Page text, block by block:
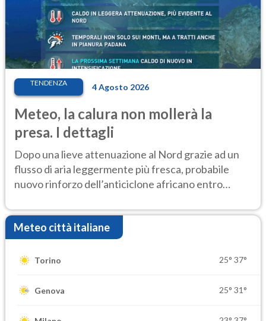
TENDENZA 4 Agosto 2026
Meteo, la calura non mollerà la
presa. I dettagli
Dopo una lieve attenuazione al Nord grazie ad un
flusso di aria leggermente più fresca, probabile
nuovo rinforzo dell’anticiclone africano entro
Meteo città italiane
Torino 25° 37°
Genova 25° 31°